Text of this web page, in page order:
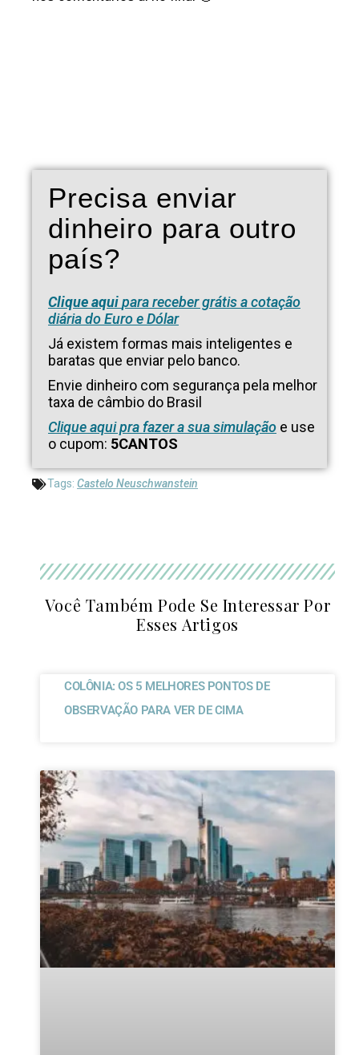
Precisa enviar
dinheiro para outro
país?
Clique aquipara receber grátis a cotação
diária do Euro e Dólar
Já existem formas mais inteligentes e
baratas que enviar pelo banco.
Envie dinheiro com segurança pela melhor
taxa de câmbio do Brasil
Clique aqui pra fazer a sua simulação e use
o cupom: 5CANTOS
Tags: Castelo Neuschwanstein
COLÔNIA: OS 5 MELHORES PONTOS DE
OBSERVAÇÃO PARA VER DE CIMA
Você Também Pode Se Interessar Por
Esses Artigos